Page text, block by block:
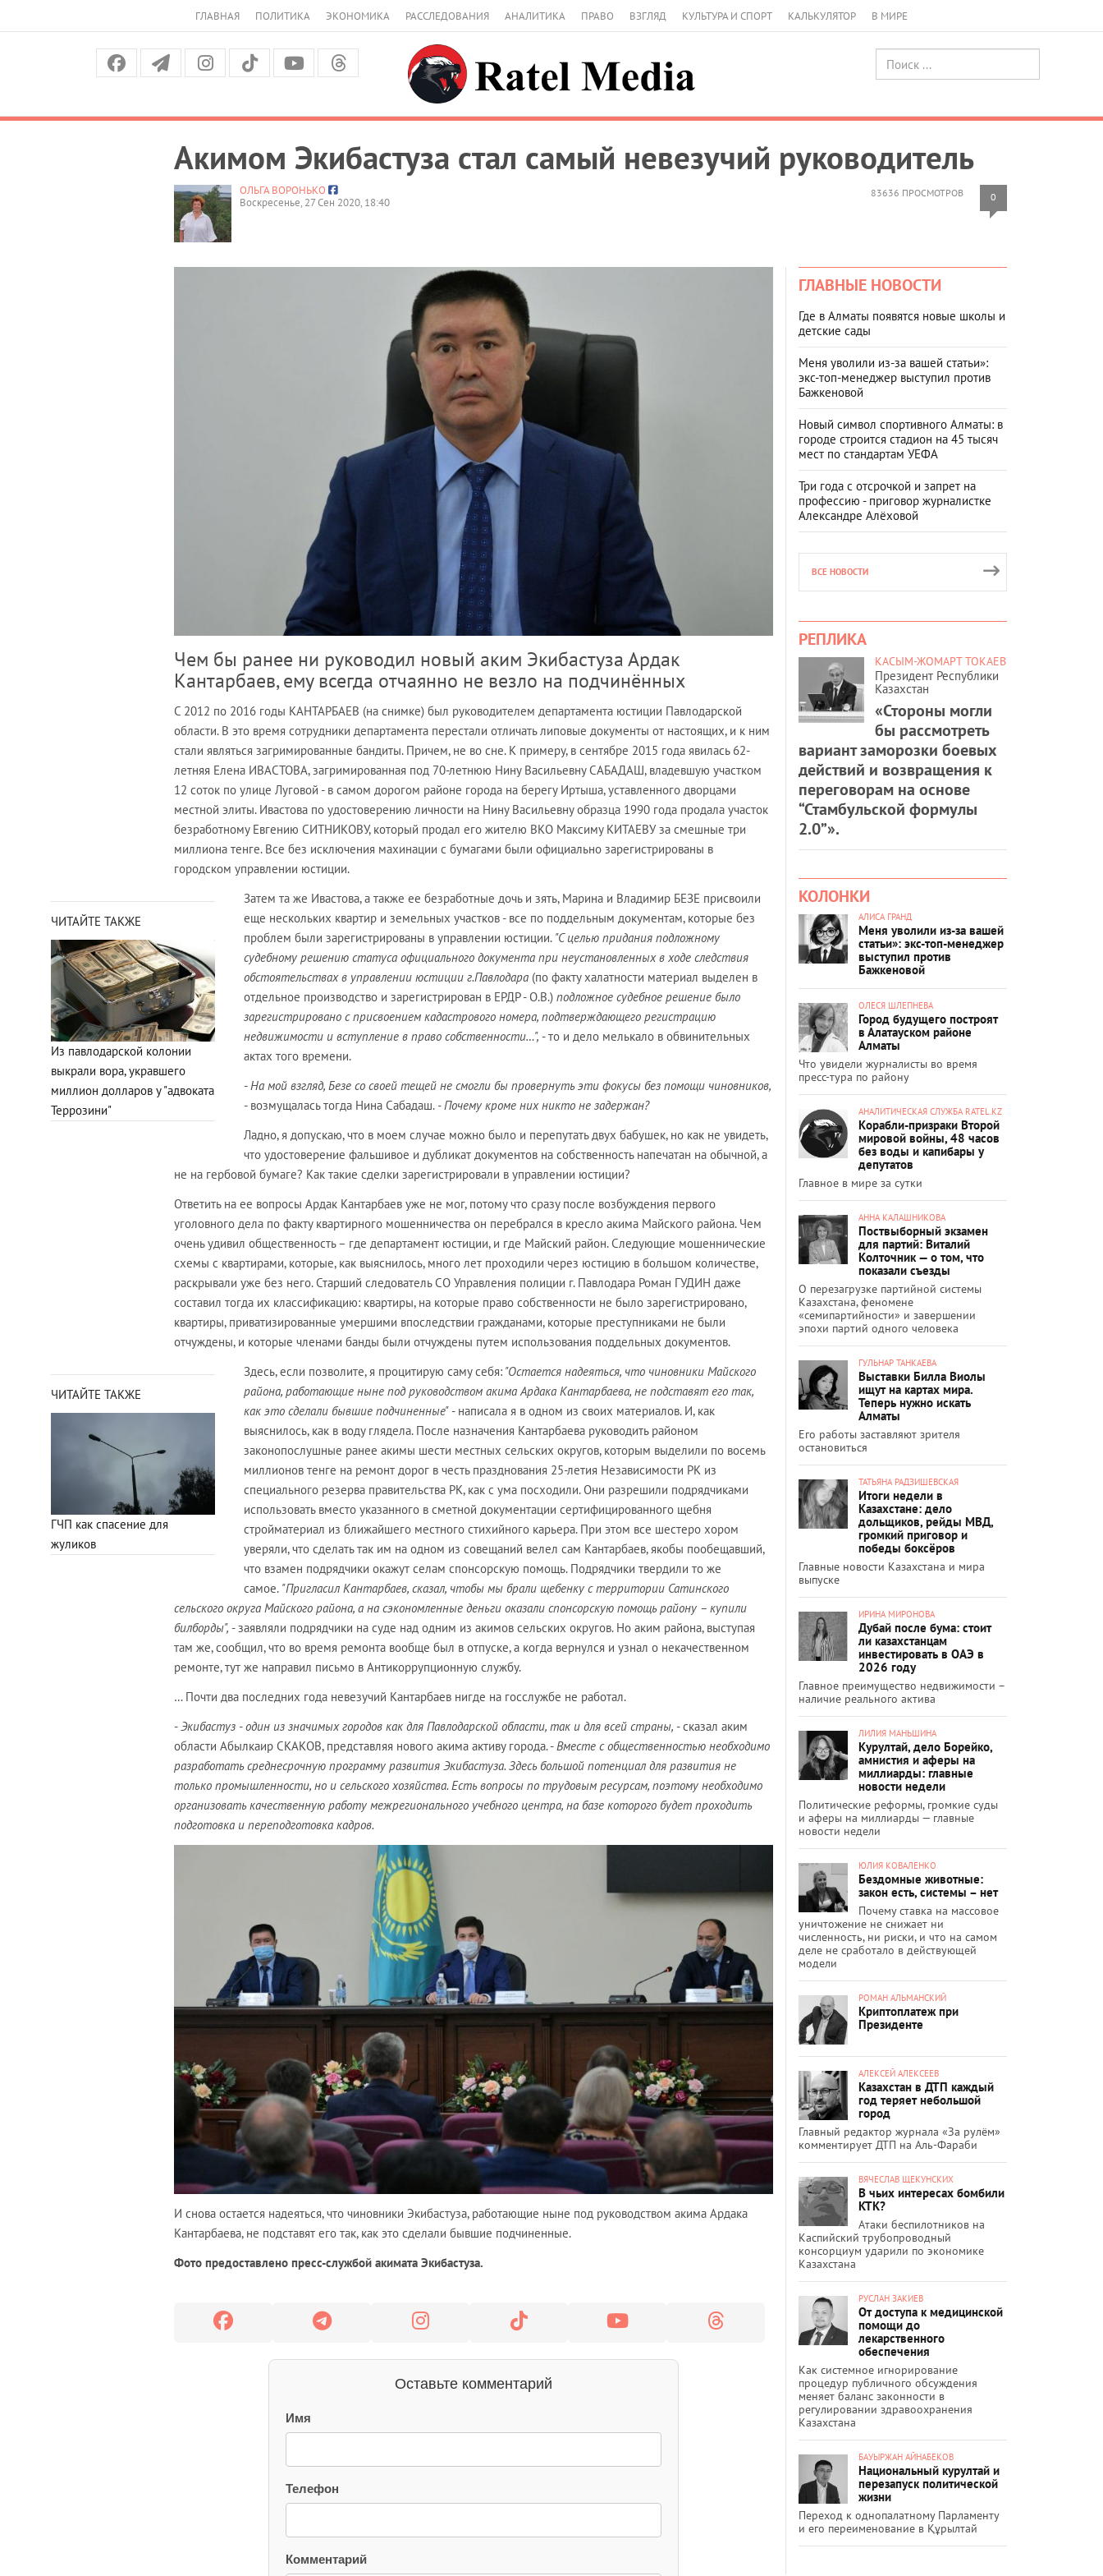
ГЛАВНАЯ ПОЛИТИКА ЭКОНОМИКА РАССЛЕДОВАНИЯ АНАЛИТИКА ПРАВО ВЗГЛЯД КУЛЬТУРА И СПОРТ КАЛЬКУЛЯТОР В МИРЕ
Акимом Экибастуза стал самый невезучий руководитель
83636 ПРОСМОТРОВ 0
ОЛЬГА ВОРОНЬКО
Воскресенье, 27 Сен 2020, 18:40
Чем бы ранее ни руководил новый аким Экибастуза Ардак
Кантарбаев, ему всегда отчаянно не везло на подчинённых
С 2012 по 2016 годы КАНТАРБАЕВ (на снимке) был руководителем департамента юстиции Павлодарской
области. В это время сотрудники департамента перестали отличать липовые документы от настоящих, и к ним
стали являться загримированные бандиты. Причем, не во сне. К примеру, в сентябре 2015 года явилась 62-
летняя Елена ИВАСТОВА, загримированная под 70-летнюю Нину Васильевну САБАДАШ, владевшую участком
12 соток по улице Луговой - в самом дорогом районе города на берегу Иртыша, уставленного дворцами
местной элиты. Ивастова по удостоверению личности на Нину Васильевну образца 1990 года продала участок
безработному Евгению СИТНИКОВУ, который продал его жителю ВКО Максиму КИТАЕВУ за смешные три
миллиона тенге. Все без исключения махинации с бумагами были официально зарегистрированы в
городском управлении юстиции.
ЧИТАЙТЕ ТАКЖЕ
Из павлодарской колонии
выкрали вора, укравшего
миллион долларов у "адвоката
Террозини"
Затем та же Ивастова, а также ее безработные дочь и зять, Марина и Владимир БЕЗЕ присвоили
еще нескольких квартир и земельных участков - все по поддельным документам, которые без
проблем были зарегистрированы в управлении юстиции. "С целью придания подложному
судебному решению статуса официального документа при неустановленных в ходе следствия
обстоятельствах в управлении юстиции г.Павлодара (по факту халатности материал выделен в
отдельное производство и зарегистрирован в ЕРДР - О.В.) подложное судебное решение было
зарегистрировано с присвоением кадастрового номера, подтверждающего регистрацию
недвижимости и вступление в право собственности…", - то и дело мелькало в обвинительных
актах того времени.
-На мой взгляд, Безе со своей тещей не смогли бы провернуть эти фокусы без помощи чиновников,
- возмущалась тогда Нина Сабадаш. - Почему кроме них никто не задержан?
Ладно, я допускаю, что в моем случае можно было и перепутать двух бабушек, но как не увидеть,
что удостоверение фальшивое и дубликат документов на собственность напечатан на обычной, а
не на гербовой бумаге? Как такие сделки зарегистрировали в управлении юстиции?
Ответить на ее вопросы Ардак Кантарбаев уже не мог, потому что сразу после возбуждения первого
уголовного дела по факту квартирного мошенничества он перебрался в кресло акима Майского района. Чем
очень удивил общественность – где департамент юстиции, и где Майский район. Следующие мошеннические
схемы с квартирами, которые, как выяснилось, много лет проходили через юстицию в большом количестве,
раскрывали уже без него. Старший следователь СО Управления полиции г. Павлодара Роман ГУДИН даже
составил тогда их классификацию: квартиры, на которые право собственности не было зарегистрировано,
квартиры, приватизированные умершими впоследствии гражданами, которые преступниками не были
отчуждены, и которые членами банды были отчуждены путем использования поддельных документов.
ЧИТАЙТЕ ТАКЖЕ
ГЧП как спасение для
жуликов
Здесь, если позволите, я процитирую саму себя: "Остается надеяться, что чиновники Майского
района, работающие ныне под руководством акима Ардака Кантарбаева, не подставят его так,
как это сделали бывшие подчиненные" - написала я в одном из своих материалов. И, как
выяснилось, как в воду глядела. После назначения Кантарбаева руководить районом
законопослушные ранее акимы шести местных сельских округов, которым выделили по восемь
миллионов тенге на ремонт дорог в честь празднования 25-летия Независимости РК из
специального резерва правительства РК, как с ума посходили. Они разрешили подрядчиками
использовать вместо указанного в сметной документации сертифицированного щебня
стройматериал из ближайшего местного стихийного карьера. При этом все шестеро хором
уверяли, что сделать так им на одном из совещаний велел сам Кантарбаев, якобы пообещавший,
что взамен подрядчики окажут селам спонсорскую помощь. Подрядчики твердили то же
самое. "Пригласил Кантарбаев, сказал, чтобы мы брали щебенку с территории Сатинского
сельского округа Майского района, а на сэкономленные деньги оказали спонсорскую помощь району – купили
билборды", - заявляли подрядчики на суде над одним из акимов сельских округов. Но аким района, выступая
там же, сообщил, что во время ремонта вообще был в отпуске, а когда вернулся и узнал о некачественном
ремонте, тут же направил письмо в Антикоррупционную службу.
… Почти два последних года невезучий Кантарбаев нигде на госслужбе не работал.
-Экибастуз - один из значимых городов как для Павлодарской области, так и для всей страны, - сказал аким
области Абылкаир СКАКОВ, представляя нового акима активу города. -Вместе с общественностью необходимо
разработать среднесрочную программу развития Экибастуза. Здесь большой потенциал для развития не
только промышленности, но и сельского хозяйства. Есть вопросы по трудовым ресурсам, поэтому необходимо
организовать качественную работу межрегионального учебного центра, на базе которого будет проходить
подготовка и переподготовка кадров.
И снова остается надеяться, что чиновники Экибастуза, работающие ныне под руководством акима Ардака
Кантарбаева, не подставят его так, как это сделали бывшие подчиненные.
Фото предоставлено пресс-службой акимата Экибастуза.
Оставьте комментарий
Имя
Телефон
Комментарий
ГЛАВНЫЕ НОВОСТИ
Где в Алматы появятся новые школы и
детские сады
Меня уволили из-за вашей статьи»:
экс-топ-менеджер выступил против
Бажкеновой
Новый символ спортивного Алматы: в
городе строится стадион на 45 тысяч
мест по стандартам УЕФА
Три года с отсрочкой и запрет на
профессию - приговор журналистке
Александре Алёховой
ВСЕ НОВОСТИ
РЕПЛИКА
КАСЫМ-ЖОМАРТ ТОКАЕВ
Президент Республики
Казахстан
«Стороны могли
бы рассмотреть
вариант заморозки боевых
действий и возвращения к
переговорам на основе
“Стамбульской формулы
2.0”».
КОЛОНКИ
АЛИСА ГРАНД
Меня уволили из-за вашей
статьи»: экс-топ-менеджер
выступил против
Бажкеновой
ОЛЕСЯ ШЛЕПНЕВА
Город будущего построят
в Алатауском районе
Алматы
Что увидели журналисты во время
пресс-тура по району
АНАЛИТИЧЕСКАЯ СЛУЖБА RATEL.KZ
Корабли-призраки Второй
мировой войны, 48 часов
без воды и капибары у
депутатов
Главное в мире за сутки
АННА КАЛАШНИКОВА
Поствыборный экзамен
для партий: Виталий
Колточник — о том, что
показали съезды
О перезагрузке партийной системы
Казахстана, феномене
«семипартийности» и завершении
эпохи партий одного человека
ГУЛЬНАР ТАНКАЕВА
Выставки Билла Виолы
ищут на картах мира.
Теперь нужно искать
Алматы
Его работы заставляют зрителя
остановиться
ТАТЬЯНА РАДЗИШЕВСКАЯ
Итоги недели в
Казахстане: дело
дольщиков, рейды МВД,
громкий приговор и
победы боксёров
Главные новости Казахстана и мира
выпуске
ИРИНА МИРОНОВА
Дубай после бума: стоит
ли казахстанцам
инвестировать в ОАЭ в
2026 году
Главное преимущество недвижимости –
наличие реального актива
ЛИЛИЯ МАНЬШИНА
Курултай, дело Борейко,
амнистия и аферы на
миллиарды: главные
новости недели
Политические реформы, громкие суды
и аферы на миллиарды — главные
новости недели
ЮЛИЯ КОВАЛЕНКО
Бездомные животные:
закон есть, системы – нет
Почему ставка на массовое
уничтожение не снижает ни
численность, ни риски, и что на самом
деле не сработало в действующей
модели
РОМАН АЛЬМАНСКИЙ
Криптоплатеж при
Президенте
АЛЕКСЕЙ АЛЕКСЕЕВ
Казахстан в ДТП каждый
год теряет небольшой
город
Главный редактор журнала «За рулём»
комментирует ДТП на Аль-Фараби
ВЯЧЕСЛАВ ЩЕКУНСКИХ
В чьих интересах бомбили
КТК?
Атаки беспилотников на
Каспийский трубопроводный
консорциум ударили по экономике
Казахстана
РУСЛАН ЗАКИЕВ
От доступа к медицинской
помощи до
лекарственного
обеспечения
Как системное игнорирование
процедур публичного обсуждения
меняет баланс законности в
регулировании здравоохранения
Казахстана
БАУЫРЖАН АЙНАБЕКОВ
Национальный курултай и
перезапуск политической
жизни
Переход к однопалатному Парламенту
и его переименование в Құрылтай